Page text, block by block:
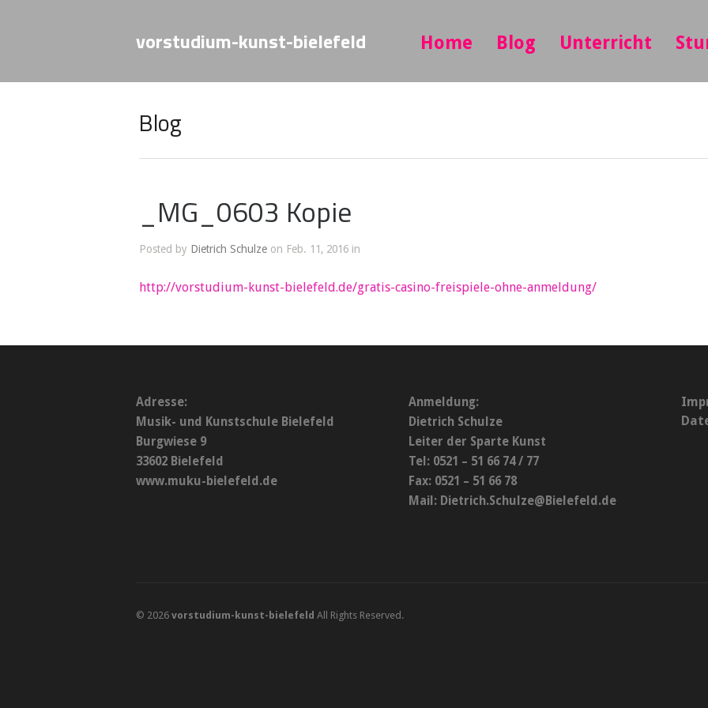
vorstudium-kunst-bielefeld Home Blog Unterricht
Blog
_MG_0603 Kopie
Posted by Dietrich Schulze on Feb. 11, 2016 in
http://vorstudium-kunst-bielefeld.de/gratis-casino-freispiele-ohne-anmeldung/
Adresse:
Musik- und Kunstschule Bielefeld
Burgwiese 9
33602 Bielefeld
www.muku-bielefeld.de
Anmeldung:
Dietrich Schulze
Leiter der Sparte Kunst
Tel: 0521 – 51 66 74 / 77
Fax: 0521 – 51 66 78
Mail: Dietrich.Schulze@Bielefeld.de
© 2026 vorstudium-kunst-bielefeld All Rights Reserved.